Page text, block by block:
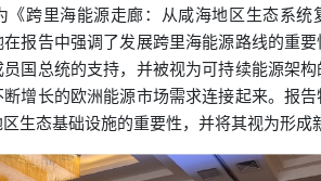
《跨里海能源走廊：从咸海地区生态系统
报告中强调了发展跨里海能源路线的重
国总统的支持，并被视为可持续能源架
增长的欧洲能源市场需求连接起来。报
生态基础设施的重要性，并将其视为形成